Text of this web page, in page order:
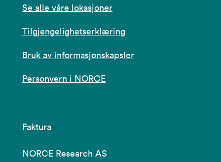
Se alle våre lokasjoner
Tilgjengelighetserklæring
Bruk av informasjonskapsler
Personvern i NORCE
Faktura
NORCE Research AS